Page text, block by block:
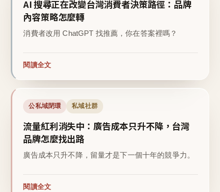
AI 搜尋正在改變台灣消費者決策路徑：品牌
內容策略怎麼轉
消費者改用 ChatGPT 找推薦，你在答案裡嗎？
閱讀全文
公私域閉環 私域社群
流量紅利消失中：廣告成本只升不降，台灣
品牌怎麼找出路
廣告成本只升不降，留量才是下一個十年的競爭力。
閱讀全文